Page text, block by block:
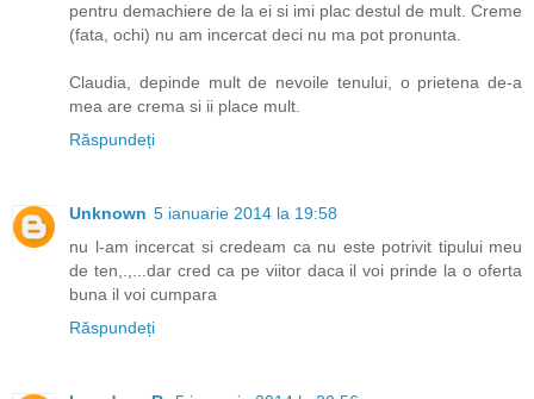
pentru demachiere de la ei si imi plac destul de mult. Creme
(fata, ochi) nu am incercat deci nu ma pot pronunta.
Claudia, depinde mult de nevoile tenului, o prietena de-a
mea are crema si ii place mult.
Răspundeți
Unknown 5 ianuarie 2014 la 19:58
nu l-am incercat si credeam ca nu este potrivit tipului meu
de ten,.,...dar cred ca pe viitor daca il voi prinde la o oferta
buna il voi cumpara
Răspundeți